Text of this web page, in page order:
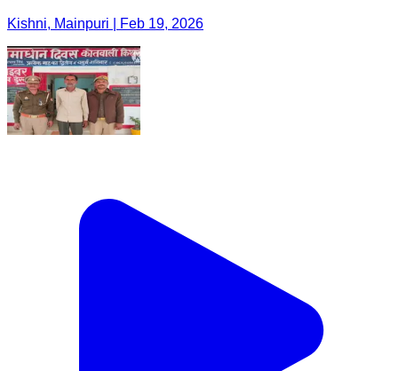
Kishni, Mainpuri | Feb 19, 2026